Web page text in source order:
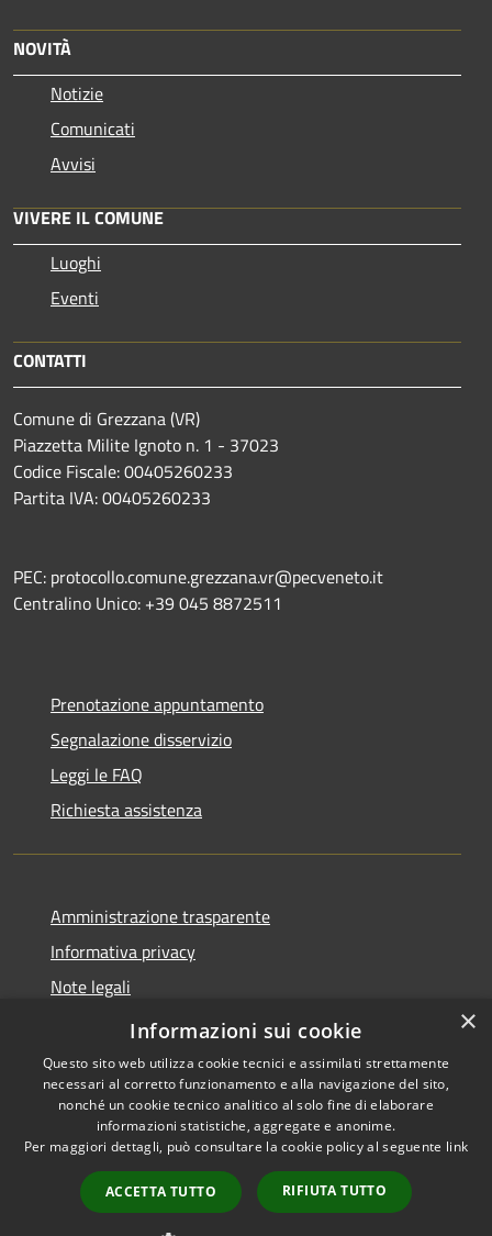
NOVITÀ
Notizie
Comunicati
Avvisi
VIVERE IL COMUNE
Luoghi
Eventi
CONTATTI
Comune di Grezzana (VR)
Piazzetta Milite Ignoto n. 1 - 37023
Codice Fiscale: 00405260233
Partita IVA: 00405260233
PEC: protocollo.comune.grezzana.vr@pecveneto.it
Centralino Unico: +39 045 8872511
Prenotazione appuntamento
Segnalazione disservizio
Leggi le FAQ
Richiesta assistenza
Amministrazione trasparente
Informativa privacy
Note legali
Dichiarazione di accessibilità
Accessibilità
Copyright © 2026 • Comune di
Grezzana • Powered by
Municipium•
Accesso
redazione
×
Informazioni sui cookie
Questo sito web utilizza cookie tecnici e assimilati strettamente
necessari al corretto funzionamento e alla navigazione del sito,
nonché un cookie tecnico analitico al solo fine di elaborare
informazioni statistiche, aggregate e anonime.
Per maggiori dettagli, può consultare la cookie policy al seguente link
ACCETTA TUTTO RIFIUTA TUTTO